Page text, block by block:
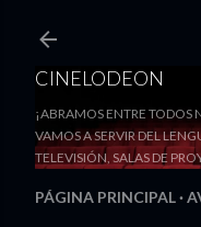
CINELODEON
¡ABRAMOS ENTRE
VAMOS A SERVIR DEL
TELEVISIÓN, SALAS DE
PÁGINA PRINCIPAL